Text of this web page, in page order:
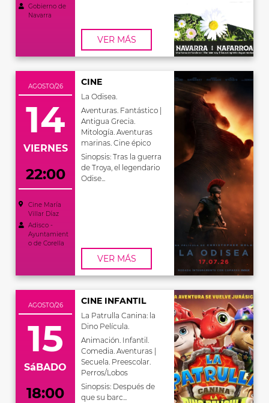
Gobierno de
Navarra
VER MÁS
AGOSTO/26
14
VIERNES
22:00
Cine María
Villar Díaz
Adisco -
Ayuntamient
o de Corella
CINE
La Odisea.
Aventuras. Fantástico |
Antigua Grecia.
Mitología. Aventuras
marinas. Cine épico
Sinopsis: Tras la guerra
de Troya, el legendario
Odise...
VER MÁS
AGOSTO/26
15
SáBADO
18:00
CINE INFANTIL
La Patrulla Canina: la
Dino Película.
Animación. Infantil.
Comedia. Aventuras |
Secuela. Preescolar.
Perros/Lobos
Sinopsis: Después de
que su barc...